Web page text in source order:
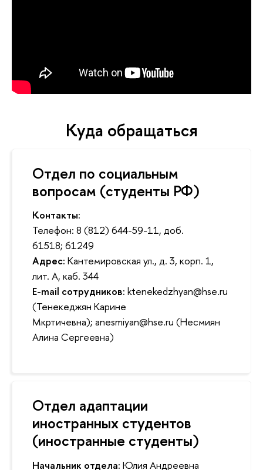
Куда обращаться
Отдел по социальным
вопросам (студенты РФ)
Контакты:
Телефон: 8 (812) 644-59-11, доб.
61518; 61249
Адрес: Кантемировская ул., д. 3, корп. 1,
лит. А, каб. 344
E-mail сотрудников: ktenekedzhyan@hse.ru
(Тенекеджян Карине
Мкртичевна); anesmiyan@hse.ru (Несмиян
Алина Сергеевна)
Отдел адаптации
иностранных студентов
(иностранные студенты)
Начальник отдела: Юлия Андреевна